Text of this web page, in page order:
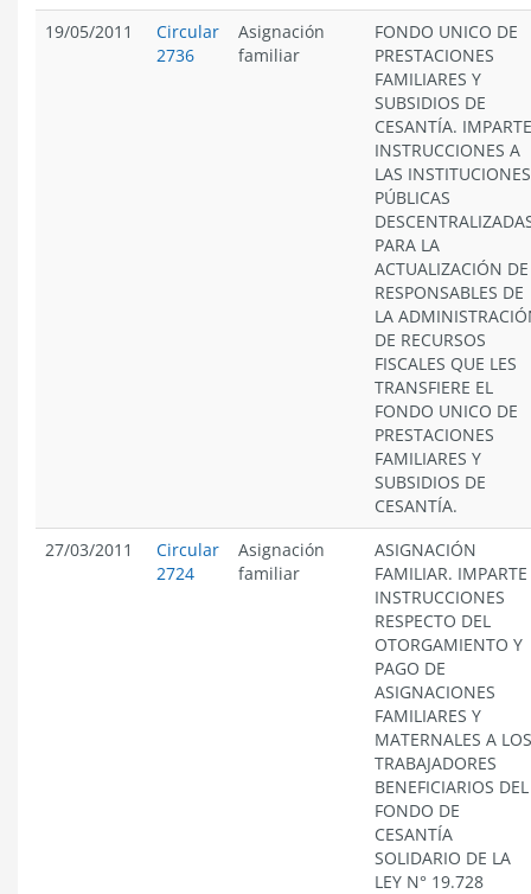
19/05/2011
Circular
2736
Asignación
familiar
FONDO UNICO DE
PRESTACIONES
FAMILIARES Y
SUBSIDIOS DE
CESANTÍA. IMPARTE
INSTRUCCIONES A
LAS INSTITUCIONES
PÚBLICAS
PARA LA
ACTUALIZACIÓN DE
RESPONSABLES DE
LA
DE RECURSOS
FISCALES QUE LES
TRANSFIERE EL
FONDO UNICO DE
PRESTACIONES
FAMILIARES Y
SUBSIDIOS DE
CESANTÍA.
27/03/2011
Circular
2724
Asignación
familiar
ASIGNACIÓN
FAMILIAR. IMPARTE
INSTRUCCIONES
RESPECTO DEL
OTORGAMIENTO Y
PAGO DE
ASIGNACIONES
FAMILIARES Y
MATERNALES A LOS
TRABAJADORES
BENEFICIARIOS DEL
FONDO DE
CESANTÍA
SOLIDARIO DE LA
LEY N° 19.728